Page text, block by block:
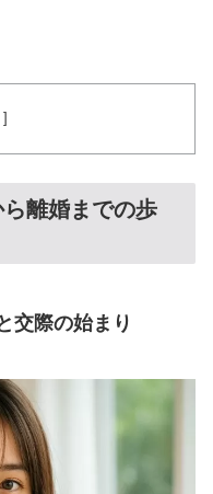
離婚までの歩
交際の始まり